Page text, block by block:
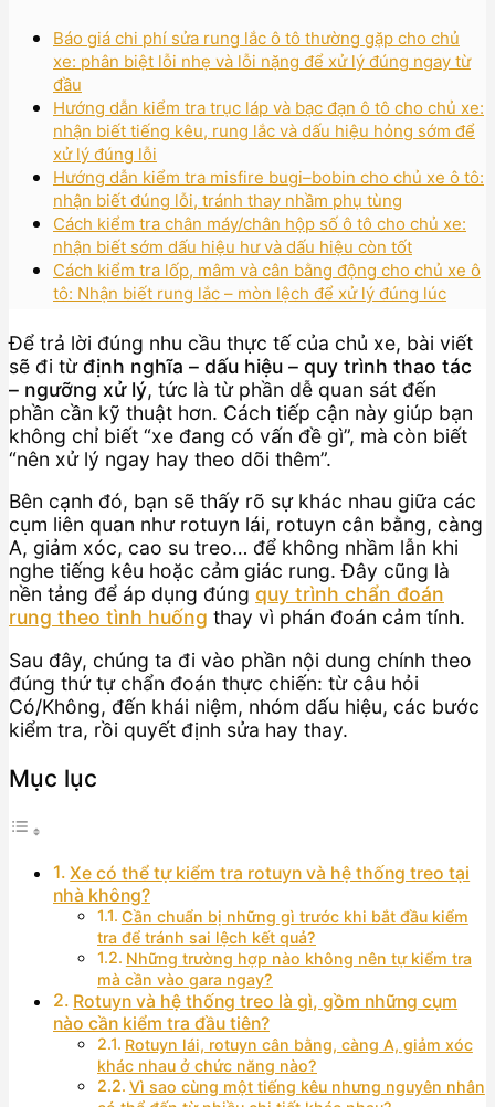
Báo giá chi phí sửa rung lắc ô tô thường gặp cho chủ
xe: phân biệt lỗi nhẹ và lỗi nặng để xử lý đúng ngay từ
đầu
Hướng dẫn kiểm tra trục láp và bạc đạn ô tô cho chủ xe:
nhận biết tiếng kêu, rung lắc và dấu hiệu hỏng sớm để
xử lý đúng lỗi
Hướng dẫn kiểm tra misfire bugi–bobin cho chủ xe ô tô:
nhận biết đúng lỗi, tránh thay nhầm phụ tùng
Cách kiểm tra chân máy/chân hộp số ô tô cho chủ xe:
nhận biết sớm dấu hiệu hư và dấu hiệu còn tốt
Cách kiểm tra lốp, mâm và cân bằng động cho chủ xe ô
tô: Nhận biết rung lắc – mòn lệch để xử lý đúng lúc
Để trả lời đúng nhu cầu thực tế của chủ xe, bài viết
sẽ đi từđịnh nghĩa – dấu hiệu – quy trình thao tác
– ngưỡng xử lý, tức là từ phần dễ quan sát đến
phần cần kỹ thuật hơn. Cách tiếp cận này giúp bạn
không chỉ biết “xe đang có vấn đề gì”, mà còn biết
“nên xử lý ngay hay theo dõi thêm”.
Bên cạnh đó, bạn sẽ thấy rõ sự khác nhau giữa các
cụm liên quan như rotuyn lái, rotuyn cân bằng, càng
A, giảm xóc, cao su treo… để không nhầm lẫn khi
nghe tiếng kêu hoặc cảm giác rung. Đây cũng là
nền tảng để áp dụng đúng quy trình chẩn đoán
rung theo tình huống thay vì phán đoán cảm tính.
Sau đây, chúng ta đi vào phần nội dung chính theo
đúng thứ tự chẩn đoán thực chiến: từ câu hỏi
Có/Không, đến khái niệm, nhóm dấu hiệu, các bước
kiểm tra, rồi quyết định sửa hay thay.
Mục lục
Xe có thể tự kiểm tra rotuyn và hệ thống treo tại
nhà không?
Cần chuẩn bị những gì trước khi bắt đầu kiểm
tra để tránh sai lệch kết quả?
Những trường hợp nào không nên tự kiểm tra
mà cần vào gara ngay?
Rotuyn và hệ thống treo là gì, gồm những cụm
nào cần kiểm tra đầu tiên?
Rotuyn lái, rotuyn cân bằng, càng A, giảm xóc
khác nhau ở chức năng nào?
Vì sao cùng một tiếng kêu nhưng nguyên nhân